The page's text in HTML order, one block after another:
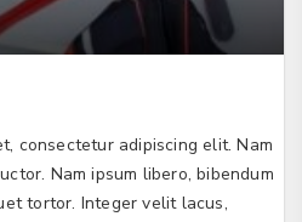
consectetur adipiscing elit. Nam
Nam ipsum libero, bibendum
tortor. Integer velit lacus,